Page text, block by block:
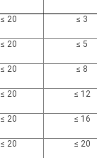
≤ 20 ≤ 3
≤ 20 ≤ 5
≤ 20 ≤ 8
≤ 20 ≤ 12
≤ 20 ≤ 16
≤ 20 ≤ 20